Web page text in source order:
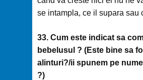
se intampla, ce il supara sau
33. Cum este indicat sa
bebelusul ? (Este bine sa
alinturi?/ii spunem pe nume
?)